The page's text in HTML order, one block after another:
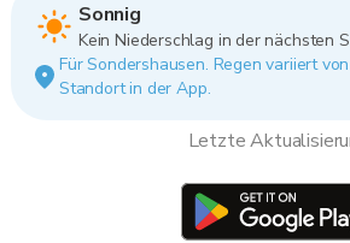
Sonnig
Kein Niederschlag in der nächsten
Für Sondershausen. Regen variiert
Standort in der App.
Letzte